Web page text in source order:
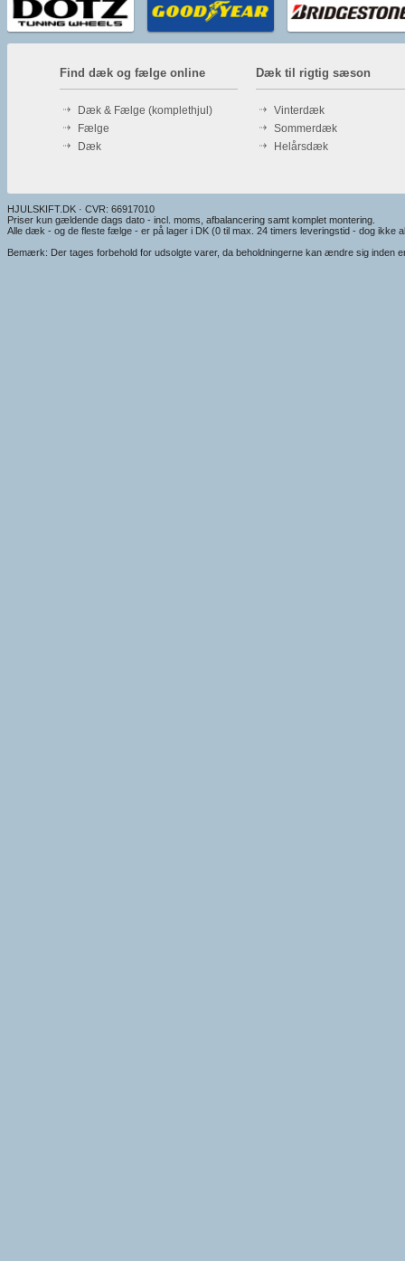
Find dæk og fælge online
Dæk & Fælge (komplethjul)
Fælge
Dæk
Dæk til rigtig sæson
Vinterdæk
Sommerdæk
Helårsdæk
HJULSKIFT.DK · CVR: 66917010
Priser kun gældende dags dato - incl. moms, afbalancering samt komplet montering.
Alle dæk - og de fleste fælge - er på lager i DK (0 til max. 24 timers leveringstid - dog ikke
Bemærk: Der tages forbehold for udsolgte varer, da beholdningerne kan ændre sig inden